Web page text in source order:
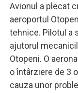
Avionul a plecat
aeroportul
tehnice. Pilotul a
ajutorul
Otopeni. O
o întârziere de 3
cauza unor